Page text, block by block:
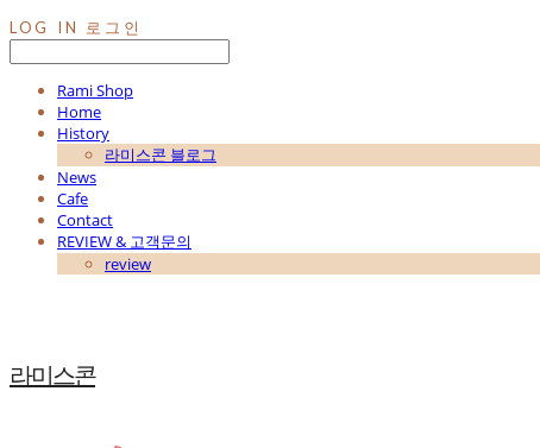
LOG IN 로그인
Rami Shop
Home
History
라미스콘 블로그
News
Cafe
Contact
REVIEW & 고객문의
review
라미스콘